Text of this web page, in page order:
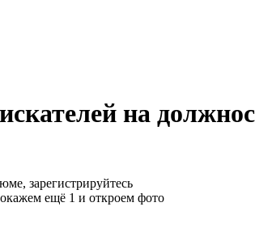
на
зарегистрируйтесь
ещё 1 и откроем фото